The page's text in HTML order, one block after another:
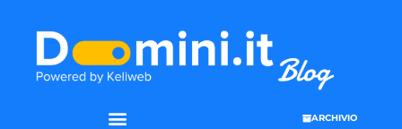
ARCHIVIO